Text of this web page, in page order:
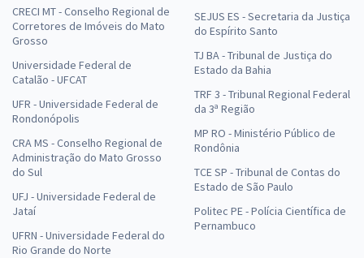
CRECI MT - Conselho Regional de
Corretores de Imóveis do Mato
Grosso
Universidade Federal de
Catalão - UFCAT
UFR - Universidade Federal de
Rondonópolis
CRA MS - Conselho Regional de
Administração do Mato Grosso
do Sul
UFJ - Universidade Federal de
Jataí
UFRN - Universidade Federal do
Rio Grande do Norte
SEJUS ES - Secretaria da Justiça
do Espírito Santo
TJ BA - Tribunal de Justiça do
Estado da Bahia
TRF 3 - Tribunal Regional Federal
da 3ª Região
MP RO - Ministério Público de
Rondônia
TCE SP - Tribunal de Contas do
Estado de São Paulo
Politec PE - Polícia Científica de
Pernambuco